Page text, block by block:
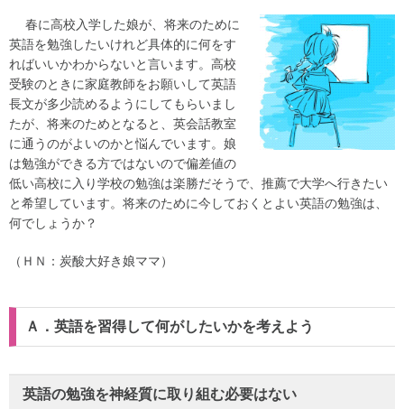
春に高校入学した娘が、将来のために
英語を勉強したいけれど具体的に何をす
ればいいかわからないと言います。高校
受験のときに家庭教師をお願いして英語
長文が多少読めるようにしてもらいまし
たが、将来のためとなると、英会話教室
に通うのがよいのかと悩んでいます。娘
は勉強ができる方ではないので偏差値の
低い高校に入り学校の勉強は楽勝だそうで、推薦で大学へ行きたい
と希望しています。将来のために今しておくとよい英語の勉強は、
何でしょうか？
（ＨＮ：炭酸大好き娘ママ）
Ａ．英語を習得して何がしたいかを考えよう
英語の勉強を神経質に取り組む必要はない